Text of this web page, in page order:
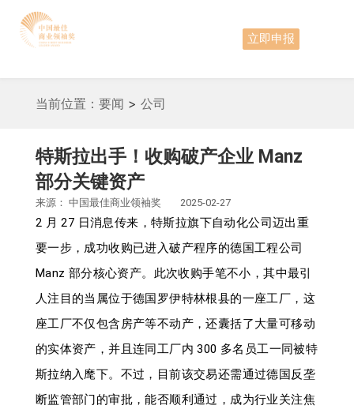
立即申报
当前位置： 要闻 > 公司
特斯拉出手！收购破产企业 Manz
部分关键资产
来源： 中国最佳商业领袖奖 2025-02-27
2 月 27 日消息传来，特斯拉旗下自动化公司迈出重
要一步，成功收购已进入破产程序的德国工程公司
Manz 部分核心资产。此次收购手笔不小，其中最引
人注目的当属位于德国罗伊特林根县的一座工厂，这
座工厂不仅包含房产等不动产，还囊括了大量可移动
的实体资产，并且连同工厂内 300 多名员工一同被特
斯拉纳入麾下。不过，目前该交易还需通过德国反垄
断监管部门的审批，能否顺利通过，成为行业关注焦